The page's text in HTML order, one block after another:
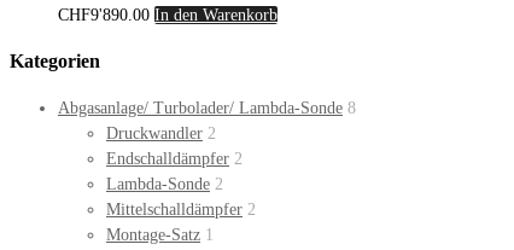
CHF9'890.00 In den Warenkorb
Kategorien
Abgasanlage/ Turbolader/ Lambda-Sonde 8
Druckwandler 2
Endschalldämpfer 2
Lambda-Sonde 2
Mittelschalldämpfer 2
Montage-Satz 1